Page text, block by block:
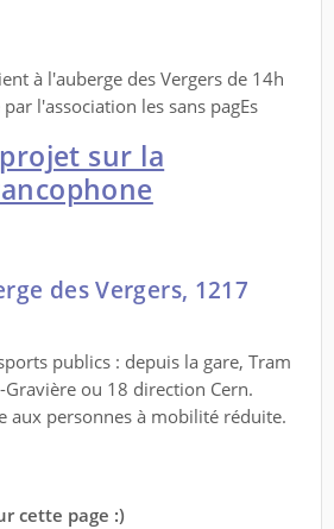
à l'auberge des Vergers de 14h
l'association les sans pagEs
sur la
des Vergers, 1217
publics : depuis la gare, Tram
ou 18 direction Cern.
aux personnes à mobilité réduite.
cette page :)